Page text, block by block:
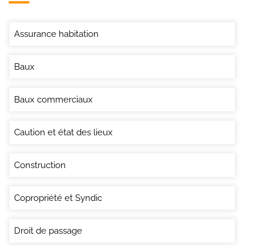
Assurance habitation
Baux
Baux commerciaux
Caution et état des lieux
Construction
Copropriété et Syndic
Droit de passage